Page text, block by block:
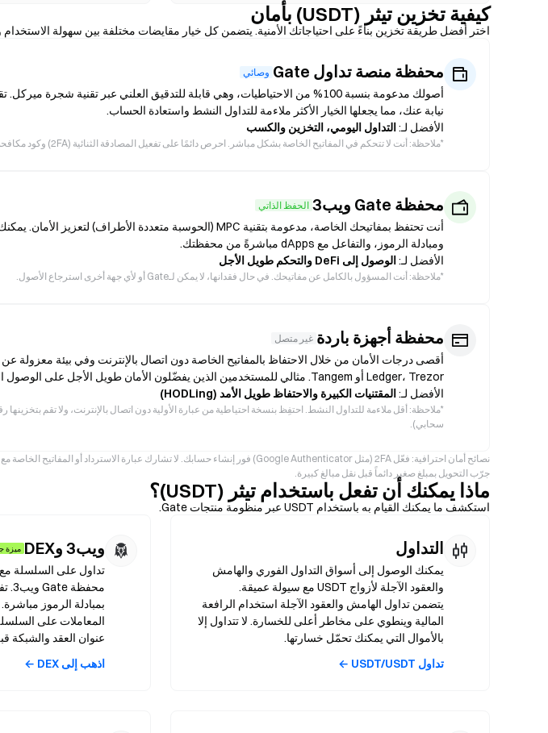
كيفية تخزين تيثر (USDT) بأمان
اختر أفضل طريقة تخزين بناءً على احتياجاتك الأمنية. يتضمن كل خيار مقايضات مختلفة بين سهولة الاستخدام
محفظة منصة تداول Gate وصائي
نيابة عنك، مما يجعلها الخيار الأكثر ملاءمة للتداول النشط واستعادة الحساب.
الأفضل لـ:التداول اليومي، التخزين والكسب
*ملاحظة: أنت لا تتحكم في المفاتيح الخاصة بشكل مباشر. احرص دائمًا على تفعيل المصادقة الثنائية (2FA) وكود مكافحة التصيد لحماية حسابك.
محفظة Gate ويب3 الحفظ الذاتي
ومبادلة الرموز، والتفاعل مع dApps مباشرةً من محفظتك.
الأفضل لـ:الوصول إلى DeFi والتحكم طويل الأجل
*ملاحظة: أنت المسؤول بالكامل عن مفاتيحك. في حال فقدانها، لا يمكن لـGate أو لأي جهة أخرى استرجاع الأصول.
محفظة أجهزة باردة غير متصل
أقصى درجات الأمان من خلال الاحتفاظ بالمفاتيح الخاصة دون اتصال بالإنترنت وفي بيئة معزولة
Ledger، Trezor أو Tangem. مثالي للمستخدمين الذين يفضّلون الأمان طويل الأجل على الوصول المتكرر.
الأفضل لـ:المقتنيات الكبيرة والاحتفاظ طويل الأمد (HODLing)
*ملاحظة: أقل ملاءمة للتداول النشط. احتفِظ بنسخة احتياطية من عبارة الأولية دون اتصال بالإنترنت، ولا تقم
سحابي).
جرّب التحويل بمبلغ صغير دائماً قبل نقل مبالغ كبيرة.
ماذا يمكنك أن تفعل باستخدام تيثر (USDT)؟
استكشف ما يمكنك القيام به باستخدام USDT عبر منظومة منتجات Gate.
التداول
يمكنك الوصول إلى أسواق التداول الفوري والهامش
يتضمن تداول الهامش والعقود الآجلة استخدام الرافعة
المالية وينطوي على مخاطر أعلى للخسارة. لا تتداول إلا
بالأموال التي يمكنك تحمّل خسارتها.
تداول USDT/USDT ←
ويب3 وDEX ميزة
تداول على السلسلة
المعاملات على
عنوان العقد والشبكة
اذهب إلى DEX ←